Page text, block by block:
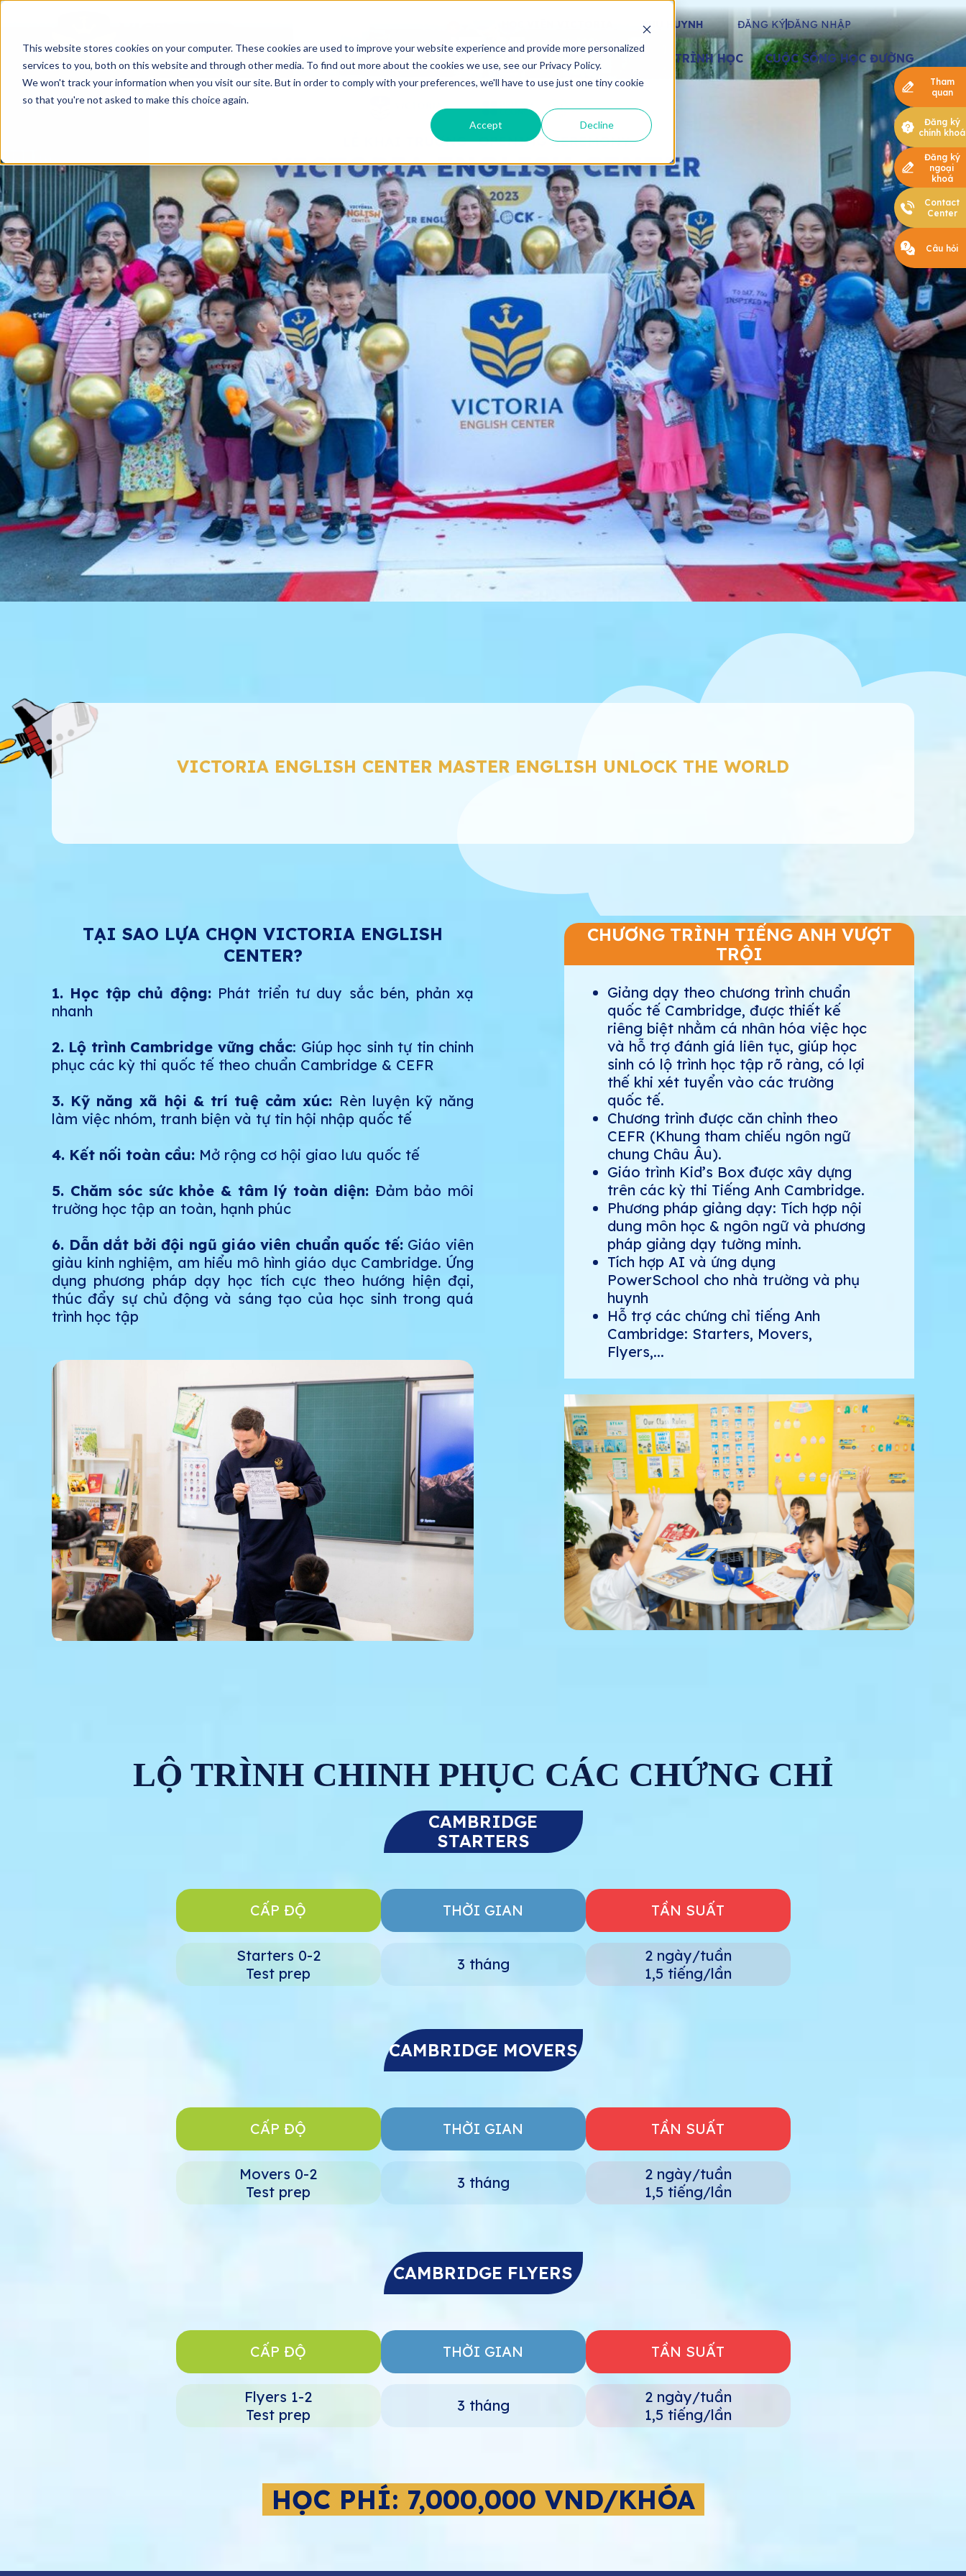
This website stores cookies on your computer. These cookies are used to improve your website experience and provide more personalized
services to you, both on this website and through other media. To find out more about the cookies we use, see our Privacy Policy.
We won't track your information when you visit our site. But in order to comply with your preferences, we'll have to use just one tiny cookie
so that you're not asked to make this choice again.
Accept Decline
PHỤ HUYNH ĐĂNG KÝĐĂNG NHẬP
VỀ VICTORIA SCHOOL TUYỂN SINH CHƯƠNG TRÌNH HỌC CUỘC SỐNG HỌC ĐƯỜNG
VICTORIA ENGLISH CENTER MASTER ENGLISH UNLOCK THE WORLD
TẠI SAO LỰA CHỌN VICTORIA ENGLISH
CENTER?
1. Học tập chủ động: Phát triển tư duy sắc bén, phản xạ
nhanh
2. Lộ trình Cambridge vững chắc: Giúp học sinh tự tin chinh
phục các kỳ thi quốc tế theo chuẩn Cambridge & CEFR
3. Kỹ năng xã hội & trí tuệ cảm xúc: Rèn luyện kỹ năng
làm việc nhóm, tranh biện và tự tin hội nhập quốc tế
4. Kết nối toàn cầu: Mở rộng cơ hội giao lưu quốc tế
5. Chăm sóc sức khỏe & tâm lý toàn diện: Đảm bảo môi
trường học tập an toàn, hạnh phúc
6. Dẫn dắt bởi đội ngũ giáo viên chuẩn quốc tế: Giáo viên
giàu kinh nghiệm, am hiểu mô hình giáo dục Cambridge. Ứng
dụng phương pháp dạy học tích cực theo hướng hiện đại,
thúc đẩy sự chủ động và sáng tạo của học sinh trong quá
trình học tập
CHƯƠNG TRÌNH TIẾNG ANH VƯỢT
TRỘI
Giảng dạy theo chương trình chuẩn
quốc tế Cambridge, được thiết kế
riêng biệt nhằm cá nhân hóa việc học
và hỗ trợ đánh giá liên tục, giúp học
sinh có lộ trình học tập rõ ràng, có lợi
thế khi xét tuyển vào các trường
quốc tế.
Chương trình được căn chỉnh theo
CEFR (Khung tham chiếu ngôn ngữ
chung Châu Âu).
Giáo trình Kid’s Box được xây dựng
trên các kỳ thi Tiếng Anh Cambridge.
Phương pháp giảng dạy: Tích hợp nội
dung môn học & ngôn ngữ và phương
pháp giảng dạy tường minh.
Tích hợp AI và ứng dụng
PowerSchool cho nhà trường và phụ
huynh
Hỗ trợ các chứng chỉ tiếng Anh
Cambridge: Starters, Movers,
Flyers,...
LỘ TRÌNH CHINH PHỤC CÁC CHỨNG CHỈ
CAMBRIDGE
STARTERS
CẤP ĐỘ THỜI GIAN TẦN SUẤT
Starters 0-2
Test prep
3 tháng
2 ngày/tuần
1,5 tiếng/lần
CAMBRIDGE MOVERS
CẤP ĐỘ THỜI GIAN TẦN SUẤT
Movers 0-2
Test prep
3 tháng
2 ngày/tuần
1,5 tiếng/lần
CAMBRIDGE FLYERS
CẤP ĐỘ THỜI GIAN TẦN SUẤT
Flyers 1-2
Test prep
3 tháng
2 ngày/tuần
1,5 tiếng/lần
HỌC PHÍ: 7,000,000 VND/KHÓA
Tham
quan
Đăng ký
chính khoá
Đăng ký
ngoại
khoá
Contact
Center
Câu hỏi